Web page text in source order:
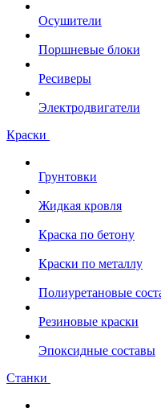
Осушители
Поршневые блоки
Ресиверы
Электродвигатели
Краски
Грунтовки
Жидкая кровля
Краска по бетону
Краски по металлу
Полиуретановые
Резиновые краски
Эпоксидные составы
Станки